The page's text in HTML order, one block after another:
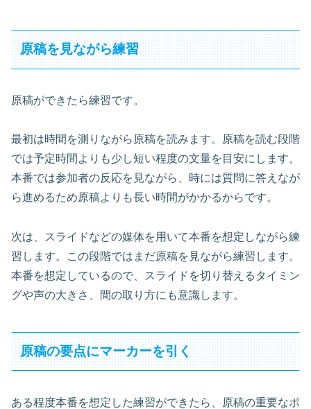
原稿を見ながら練習
原稿ができたら練習です。
最初は時間を測りながら原稿を読みます。原稿を読む段階
では予定時間よりも少し短い程度の文量を目安にします。
本番では参加者の反応を見ながら、時には質問に答えなが
ら進めるため原稿よりも長い時間がかかるからです。
次は、スライドなどの媒体を用いて本番を想定しながら練
習します。この段階ではまだ原稿を見ながら練習します。
本番を想定しているので、スライドを切り替えるタイミン
グや声の大きさ、間の取り方にも意識します。
原稿の要点にマーカーを引く
ある程度本番を想定した練習ができたら、原稿の重要なポ